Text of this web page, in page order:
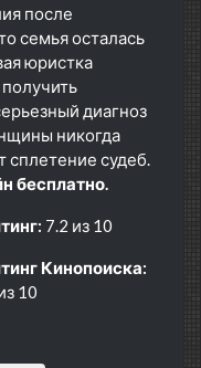
после
семья осталась
юристка
диагноз
никогда
сплетение судеб.
бесплатно.
7.2 из 10
Кинопоиска:
10